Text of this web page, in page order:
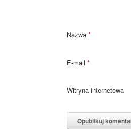
Nazwa *
E-mail *
Witryna internetowa